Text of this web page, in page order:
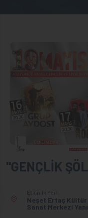
"GENÇLİK
Etkinlik Yeri
Neşet Ertaş Kültür
Sanat Merkezi Yanı